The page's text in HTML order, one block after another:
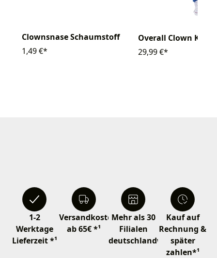
Clownsnase Schaumstoff
1,49 €*
Overall Clown
29,99 €*
1-2
Werktage
Lieferzeit *¹
Versandkostenfrei
ab 65€ *¹
Mehr als 30
Filialen
deutschlandweit
Kauf auf
Rechnung &
später
zahlen*¹